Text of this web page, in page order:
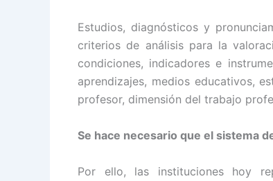
Estudios, diagnósticos y
criterios de análisis para la
condiciones, indicadores e
aprendizajes, medios educativos,
profesor, dimensión del trabajo
Se hace necesario que el sistema
Por ello, las instituciones hoy